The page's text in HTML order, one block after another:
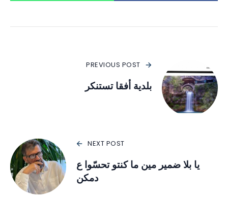
PREVIOUS POST
بلدية أفقا تستنكر
NEXT POST
يا بلا ضمير مين ما كنتو تحسّوا ع
دمكن